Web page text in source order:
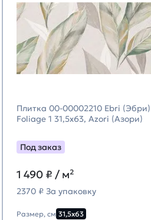
Плитка 00-00002210 Ebri (Эбри)
Foliage 1 31,5х63, Azori (Азори)
Под заказ
1 490 ₽ / м²
2370 ₽ За упаковку
Размер, см 31,5х63